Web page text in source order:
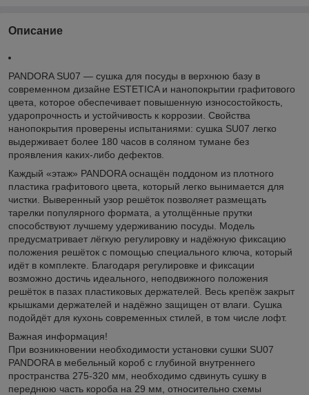
Описание
PANDORA SU07 — сушка для посуды в верхнюю базу в
современном дизайне ESTETICA и нанопокрытии графитового
цвета, которое обеспечивает повышенную износостойкость,
ударопрочность и устойчивость к коррозии. Свойства
нанопокрытия проверены испытаниями: сушка SU07 легко
выдерживает более 180 часов в соляном тумане без
проявления каких-либо дефектов.
Каждый «этаж» PANDORA оснащён поддоном из плотного
пластика графитового цвета, который легко вынимается для
чистки. Выверенный узор решёток позволяет размещать
тарелки популярного формата, а утолщённые прутки
способствуют лучшему удерживанию посуды. Модель
предусматривает лёгкую регулировку и надёжную фиксацию
положения решёток с помощью специального ключа, который
идёт в комплекте. Благодаря регулировке и фиксации
возможно достичь идеального, неподвижного положения
решёток в пазах пластиковых держателей. Весь крепёж закрыт
крышками держателей и надёжно защищен от влаги. Сушка
подойдёт для кухонь современных стилей, в том числе лофт.
Важная информация!
При возникновении необходимости установки сушки SU07
PANDORA в мебельный короб c глубиной внутреннего
пространства 275-320 мм, необходимо сдвинуть сушку в
переднюю часть короба на 29 мм, относительно схемы